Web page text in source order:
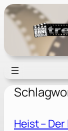
Zum
Inhalt
springen
Heist –